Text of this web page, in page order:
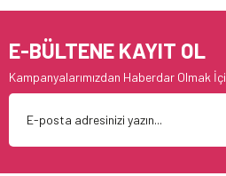
E-BÜLTENE KAYIT OL
Kampanyalarımızdan Haberdar Olmak